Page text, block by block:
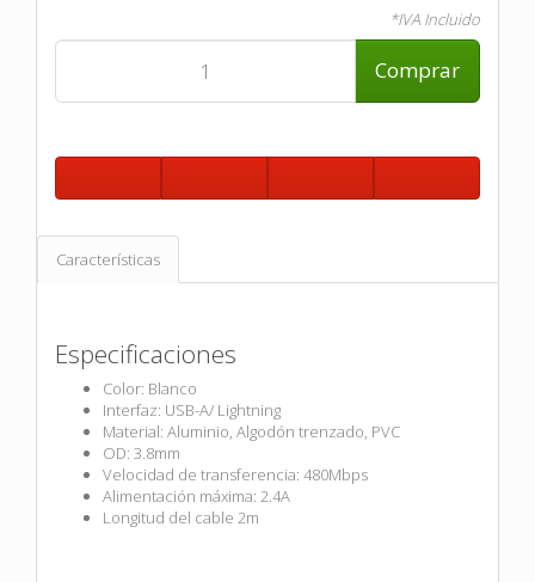
*IVA Incluido
Comprar
Características
Especificaciones
Color: Blanco
Interfaz: USB-A/ Lightning
Material: Aluminio, Algodón trenzado, PVC
OD: 3.8mm
Velocidad de transferencia: 480Mbps
Alimentación máxima: 2.4A
Longitud del cable 2m